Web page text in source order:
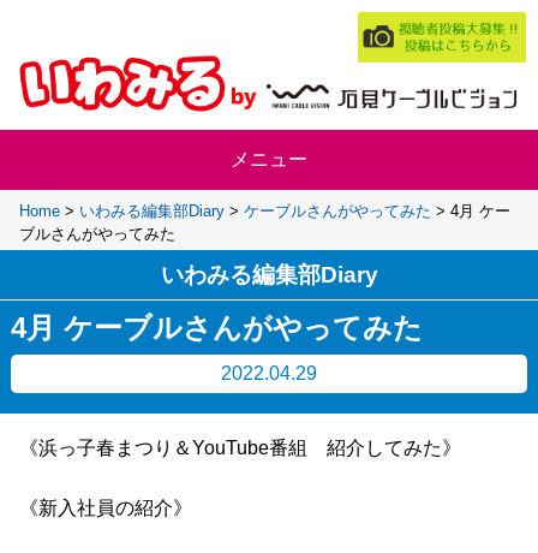
Home > いわみる編集部Diary > ケーブルさんがやってみた > 4月 ケー
ブルさんがやってみた
いわみる編集部Diary
4月 ケーブルさんがやってみた
2022.04.29
《浜っ子春まつり＆YouTube番組 紹介してみた》
《新入社員の紹介》